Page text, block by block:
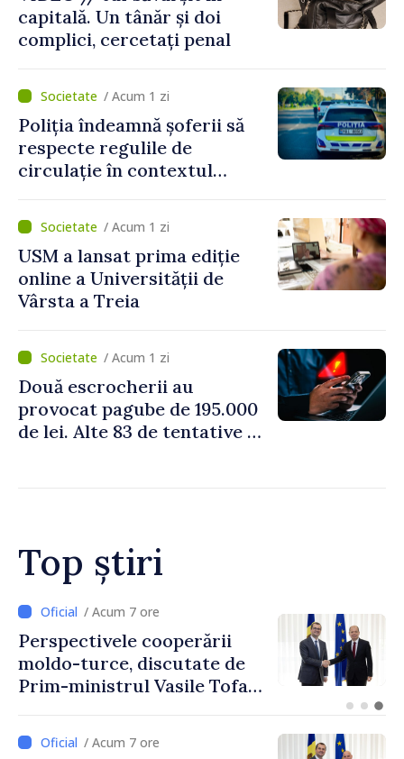
capitală. Un tânăr și doi
complici, cercetați penal
/ Acum 1 zi
Poliția îndeamnă șoferii să
respecte regulile de
circulație în contextul
perioada concediilor
/ Acum 1 zi
USM a lansat prima ediție
online a Universității de
Vârsta a Treia
/ Acum 1 zi
Două escrocherii au
provocat pagube de 195.000
de lei. Alte 83 de tentative au
Top știri
/ Acum 7 ore
Perspectivele cooperării
moldo-turce, discutate de
Prim-ministrul Vasile Tofan
Uygar Mustafa Sertel
/ Acum 7 ore